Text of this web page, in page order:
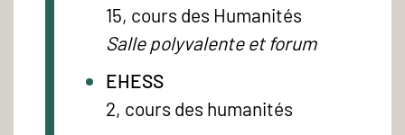
15, cours des Humanités
Salle polyvalente et forum
EHESS
2, cours des humanités